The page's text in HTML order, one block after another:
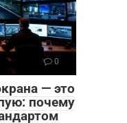
0
— это
почему